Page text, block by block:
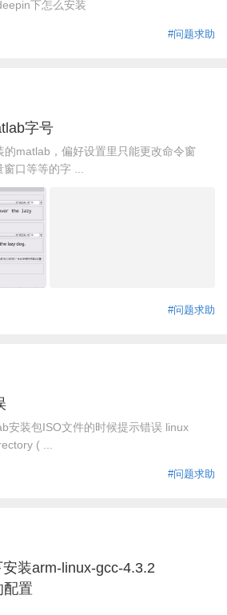
下怎么安装
#问题求助
字号
matlab，偏好设置里只能更改命令窗
口等等的字 ...
#问题求助
安装包ISO文件的时候提示错误 linux
( ...
#问题求助
装arm-linux-gcc-4.3.2
配置